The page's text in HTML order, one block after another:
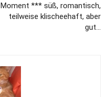
Moment *** süß, romantisch,
teilweise klischeehaft, aber
gut…